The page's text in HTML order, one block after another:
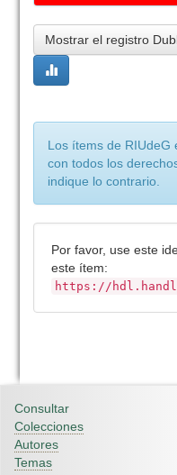
Mostrar el registro
Los ítems de RIUdeG
con todos los
indique lo contrario.
Por favor, use este
este ítem:
https://
Consultar
Colecciones
Autores
Temas